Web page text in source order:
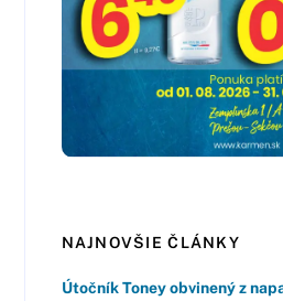
NAJNOVŠIE ČLÁNKY
Útočník Toney obvinený z